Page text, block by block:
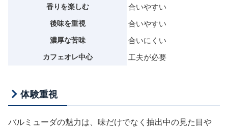
香りを楽しむ 合いやすい
後味を重視 合いやすい
濃厚な苦味 合いにくい
カフェオレ中心 工夫が必要
体験重視
バルミューダの魅力は、味だけでなく抽出中の見た目や